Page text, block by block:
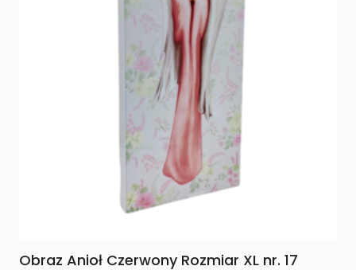
Obraz Anioł Czerwony Rozmiar XL nr. 17